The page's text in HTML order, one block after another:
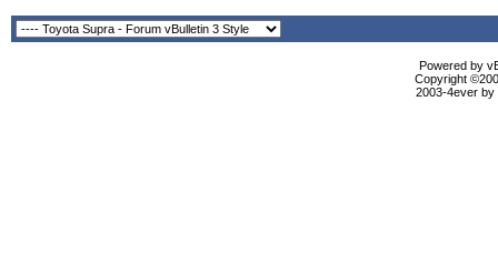
Powered by
Copyright
2003-4ever by